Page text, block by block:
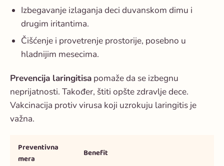
Izbegavanje izlaganja deci duvanskom dimu i
drugim iritantima.
Čišćenje i provetrenje prostorije, posebno u
hladnijim mesecima.
Prevencija laringitisa pomaže da se izbegnu
neprijatnosti. Također, štiti opšte zdravlje dece.
Vakcinacija protiv virusa koji uzrokuju laringitis je
važna.
Preventivna
mera
Benefit